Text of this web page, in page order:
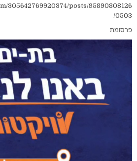
305642769920374/posts/95890808126
0503/
פרסומת